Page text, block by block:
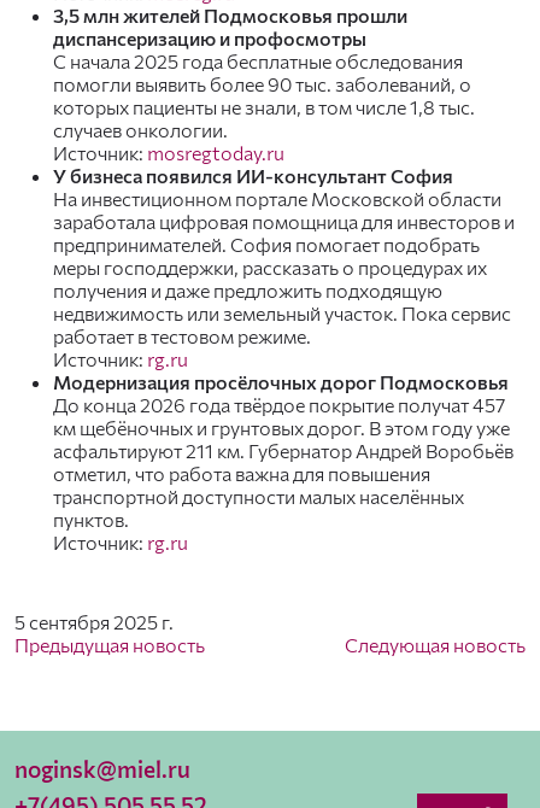
3,5 млн жителей Подмосковья прошли
диспансеризацию и профосмотры
С начала 2025 года бесплатные обследования
помогли выявить более 90 тыс. заболеваний, о
которых пациенты не знали, в том числе 1,8 тыс.
случаев онкологии.
Источник: mosregtoday.ru
У бизнеса появился ИИ-консультант София
На инвестиционном портале Московской области
заработала цифровая помощница для инвесторов и
предпринимателей. София помогает подобрать
меры господдержки, рассказать о процедурах их
получения и даже предложить подходящую
недвижимость или земельный участок. Пока сервис
работает в тестовом режиме.
Источник: rg.ru
Модернизация просёлочных дорог Подмосковья
До конца 2026 года твёрдое покрытие получат 457
км щебёночных и грунтовых дорог. В этом году уже
асфальтируют 211 км. Губернатор Андрей Воробьёв
отметил, что работа важна для повышения
транспортной доступности малых населённых
пунктов.
Источник: rg.ru
5 сентября 2025 г.
Предыдущая новость
Следующая новость
noginsk@miel.ru